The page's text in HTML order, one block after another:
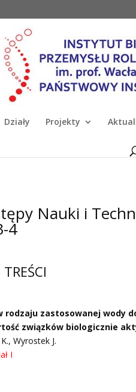
Działy Projekty
Nauki i
4
TREŚCI
rodzaju zastosowanej wody
związków biologicznie
Wyrostek J.
I